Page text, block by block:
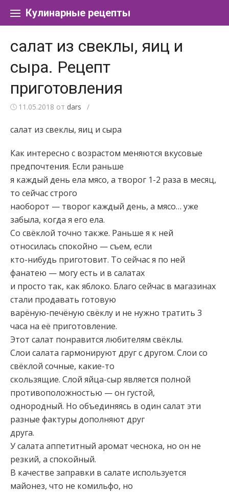
Кулинарные рецепты
салат из свеклы, яиц и
сыра. Рецепт
приготовления
11.05.2018 от dars /
салат из свеклы, яиц и сыра
Как интересно с возрастом меняются вкусовые
предпочтения. Если раньше
я каждый день ела мясо, а творог 1-2 раза в месяц,
то сейчас строго
наоборот — творог каждый день, а мясо… уже
забыла, когда я его ела.
Со свёклой точно также. Раньше я к ней
относилась спокойно — съем, если
кто-нибудь приготовит. То сейчас я по ней
фанатею — могу есть и в салатах
и просто так, как яблоко. Благо сейчас в магазинах
стали продавать готовую
варёную-печёную свёклу и не нужно тратить 3
часа на её приготовление.
Этот салат понравится любителям свёклы.
Слои салата гармонируют друг с другом. Слои со
свёклой сочные, какие-то
скользящие. Слой яйца-сыр является полной
противоположностью — он густой,
однородный. Но объединяясь в один салат эти
разные фактуры дополняют друг
друга.
У салата аппетитный аромат чеснока, но он не
резкий, а спокойный.
В качестве заправки в салате используется
майонез, что не комильфо, но